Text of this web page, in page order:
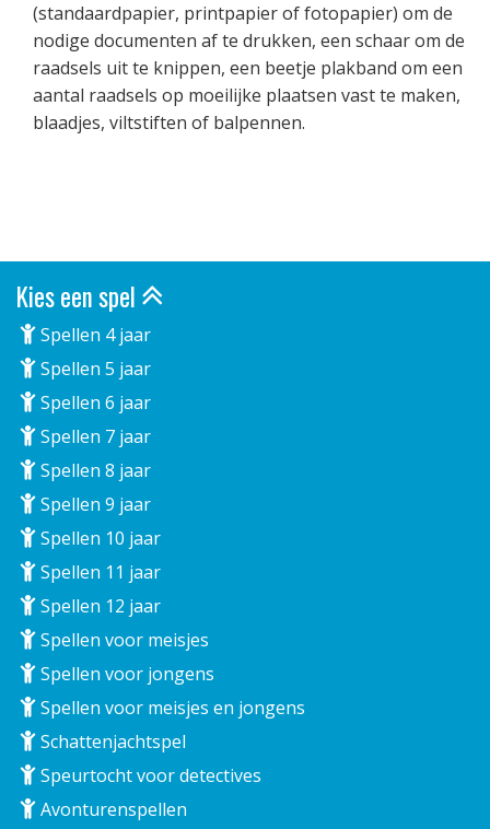
(standaardpapier, printpapier of fotopapier) om de
nodige documenten af te drukken, een schaar om de
raadsels uit te knippen, een beetje plakband om een
aantal raadsels op moeilijke plaatsen vast te maken,
blaadjes, viltstiften of balpennen.
Kies een spel
Spellen 4 jaar
Spellen 5 jaar
Spellen 6 jaar
Spellen 7 jaar
Spellen 8 jaar
Spellen 9 jaar
Spellen 10 jaar
Spellen 11 jaar
Spellen 12 jaar
Spellen voor meisjes
Spellen voor jongens
Spellen voor meisjes en jongens
Schattenjachtspel
Speurtocht voor detectives
Avonturenspellen